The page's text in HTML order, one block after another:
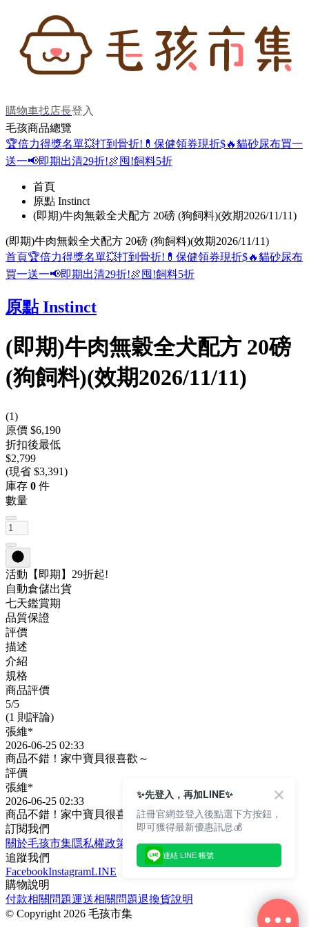
購物車找店長登入
毛孩商品總覽
🏆倍力得獎名單💥打到骨折! 💊保健領券現折$🔥貓砂尿布買一
送一📢即期出清29折!🍖囤!飼料5折
首頁
原點 Instinct
(即期)牛肉無穀全犬配方 20磅 (狗飼料)(效期2026/11/11)
(即期)牛肉無穀全犬配方 20磅 (狗飼料)(效期2026/11/11)
首頁🏆倍力得獎名單💥打到骨折! 💊保健領券現折$🔥貓砂尿布
買一送一📢即期出清29折!🍖囤!飼料5折
原點 Instinct
(即期)牛肉無穀全犬配方 20磅
(狗飼料)(效期2026/11/11)
(1)
原價 $6,190
折扣後最低
$2,799
(現省 $3,391)
庫存 0 件
數量
活動 【即期】29折起!
自動倉儲出貨
七天鑑賞期
品質保證
評價
描述
介紹
規格
商品評價
5/5
(1 則評論)
張維*
2026-06-25 02:33
商品不錯！家中寶貝很喜歡～
評價
張維*
2026-06-25 02:33
商品不錯！家中寶貝很喜歡～
訂閱我們
關於毛孩市集隱私權政策
文章
追蹤我們
FacebookInstagramLINE
購物說明
付款相關問題運送相關問題退換貨說明
© Copyright 2026 毛孩市集
✨先登入，再加LINE✨
註冊官網並登入後點選下方按鈕，
即可獲得最新優惠訊息💰
連結 LINE 帳號